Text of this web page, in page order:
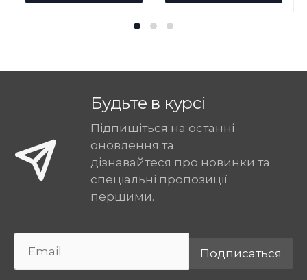
Будьте в курсі
Підпишіться на останні
оновлення та
дізнавайтеся про новинки та
спеціальні пропозиції
першими.
Подписаться